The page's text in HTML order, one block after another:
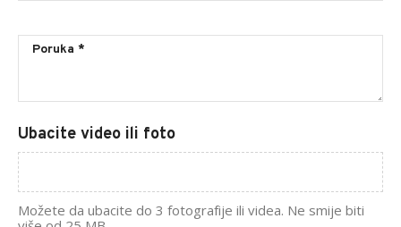
Ubacite video ili foto
Možete da ubacite do 3 fotografije ili videa. Ne smije biti